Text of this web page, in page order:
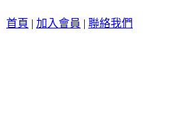
首頁 | 加入會員 | 聯絡我們